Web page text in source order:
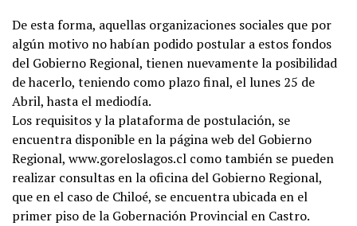
De esta forma, aquellas organizaciones sociales que por
algún motivo no habían podido postular a estos fondos
del Gobierno Regional, tienen nuevamente la posibilidad
de hacerlo, teniendo como plazo final, el lunes 25 de
Abril, hasta el mediodía.
Los requisitos y la plataforma de postulación, se
encuentra disponible en la página web del Gobierno
Regional, www.goreloslagos.cl como también se pueden
realizar consultas en la oficina del Gobierno Regional,
que en el caso de Chiloé, se encuentra ubicada en el
primer piso de la Gobernación Provincial en Castro.